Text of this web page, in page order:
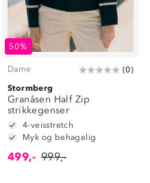
50%
Dame (0)
Stormberg
Granåsen Half Zip
strikkegenser
4-veisstretch
Myk og behagelig
499,- 999,-